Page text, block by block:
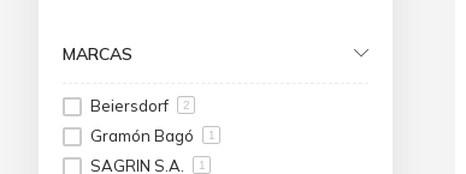
MARCAS
Beiersdorf 2
Gramón Bagó 1
SAGRIN S.A. 1